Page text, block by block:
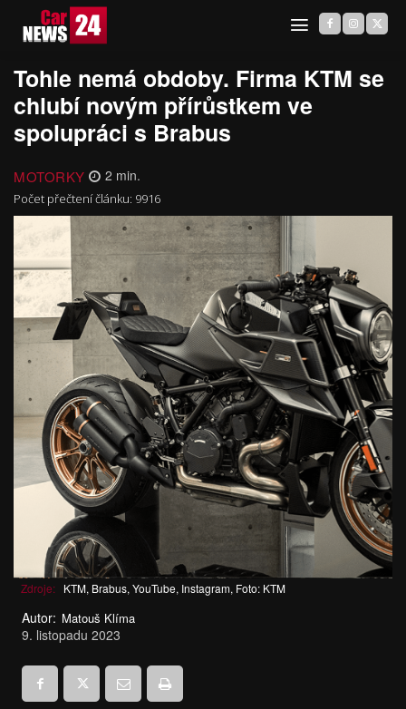
Tohle nemá obdoby. Firma KTM se
chlubí novým přírůstkem ve
spolupráci s Brabus
MOTORKY 2 min.
Počet přečtení článku: 9916
Zdroje: KTM, Brabus, YouTube, Instagram, Foto: KTM
Autor: Matouš Klíma
9. listopadu 2023